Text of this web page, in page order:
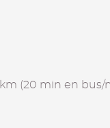
km (20 min en bus/